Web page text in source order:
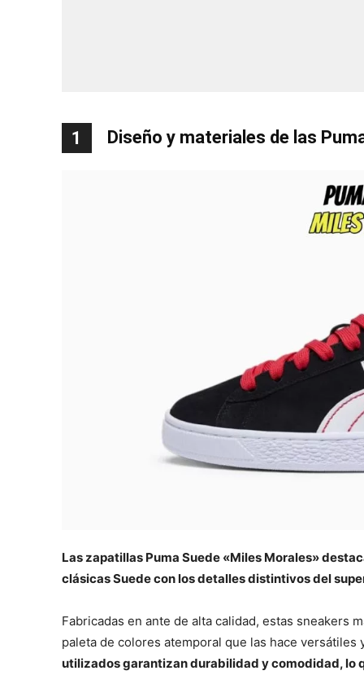
1 Diseño y materiales de las
Las zapatillas Puma Suede «Miles Morales»
clásicas Suede con los detalles distintivos del
Fabricadas en ante de alta calidad, estas sneakers
paleta de colores atemporal que las hace
utilizados garantizan durabilidad y comodidad, lo